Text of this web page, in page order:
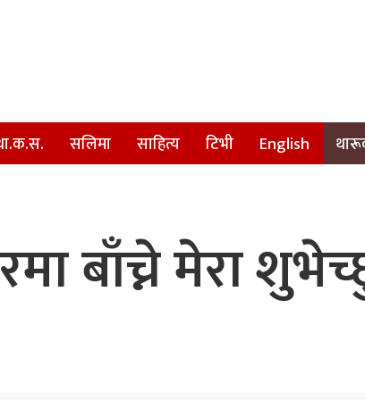
सलिमा साहित्य टिभी English
बाँच्ने मेरा